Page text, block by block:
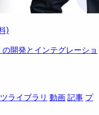
)
開発とインテグレーショ
ライブラリ 動画記事 プ